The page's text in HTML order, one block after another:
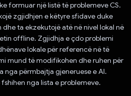
formuar një listë të problemeve CS.
zgjidhjen e këtyre sfidave duke
ta ekzekutojë atë në nivel lokal në
offline. Zgjidhja e çdo problemi
lokale për referencë në të
mund të modifikohen dhe ruhen për
nga përmbajtja gjeneruese e AI.
nga lista e problemeve.